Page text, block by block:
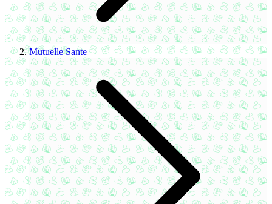
Mutuelle Sante